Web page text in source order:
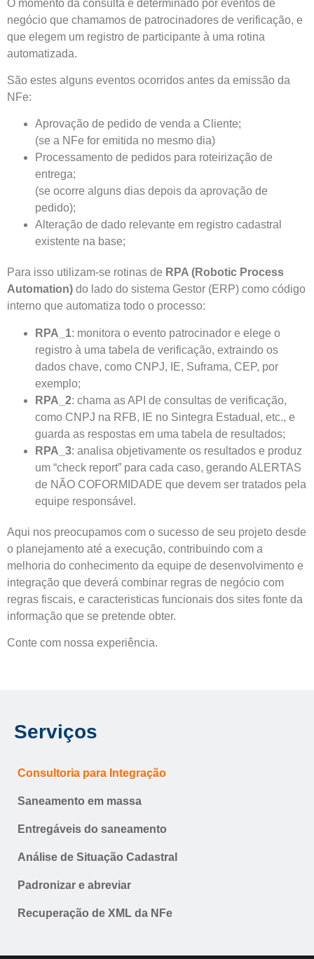
Serviços
Consultoria para Integração
Saneamento em massa
Entregáveis do saneamento
Análise de Situação Cadastral
Padronizar e abreviar
Recuperação de XML da NFe
O momento da consulta é determinado por eventos de
negócio que chamamos de patrocinadores de verificação, e
que elegem um registro de participante à uma rotina
automatizada.
São estes alguns eventos ocorridos antes da emissão da
NFe:
Aprovação de pedido de venda a Cliente;
(se a NFe for emitida no mesmo dia)
Processamento de pedidos para roteirização de
entrega;
(se ocorre alguns dias depois da aprovação de
pedido);
Alteração de dado relevante em registro cadastral
existente na base;
Para isso utilizam-se rotinas de RPA (Robotic Process
Automation) do lado do sistema Gestor (ERP) como código
interno que automatiza todo o processo:
RPA_1: monitora o evento patrocinador e elege o
registro à uma tabela de verificação, extraindo os
dados chave, como CNPJ, IE, Suframa, CEP, por
exemplo;
RPA_2: chama as API de consultas de verificação,
como CNPJ na RFB, IE no Sintegra Estadual, etc., e
guarda as respostas em uma tabela de resultados;
RPA_3: analisa objetivamente os resultados e produz
um “check report” para cada caso, gerando ALERTAS
de NÃO COFORMIDADE que devem ser tratados pela
equipe responsável.
Aqui nos preocupamos com o sucesso de seu projeto desde
o planejamento até a execução, contribuindo com a
melhoria do conhecimento da equipe de desenvolvimento e
integração que deverá combinar regras de negócio com
regras fiscais, e caracteristicas funcionais dos sites fonte da
informação que se pretende obter.
Conte com nossa experiência.